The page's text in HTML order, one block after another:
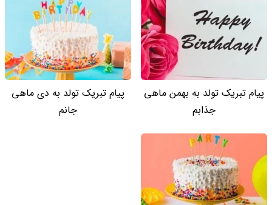
پیام تبریک تولد به بهمن ماهی
جذابم
پیام تبریک تولد به دی ماهی
جانم